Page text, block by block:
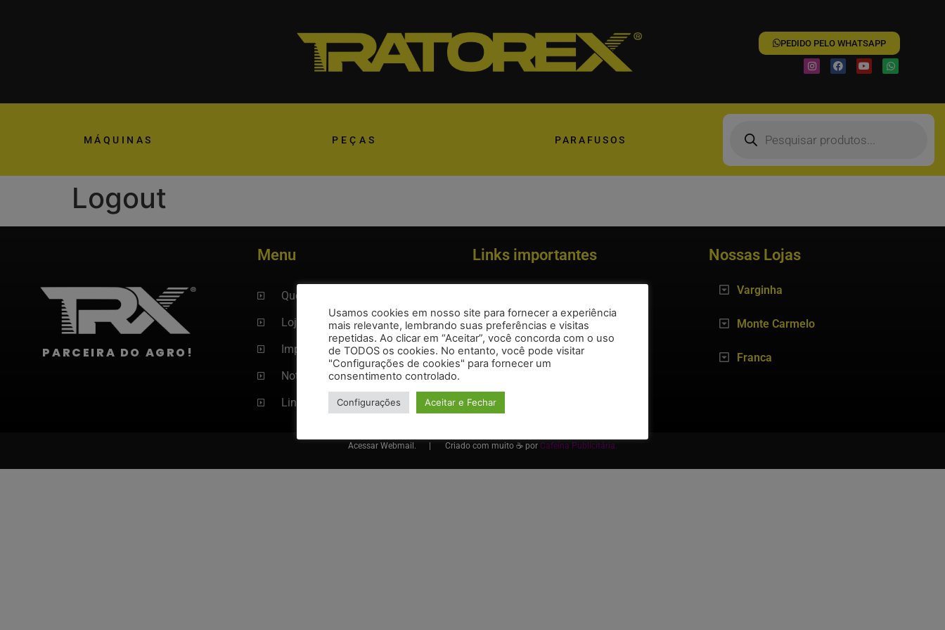
PEDIDO PELO WHATSAPP
MÁQUINAS PEÇAS PARAFUSOS
Logout
PARCEIRA DO AGRO!
Menu
Quem Somos
Loja
Implementos Usados
Notícias
Links
Links importantes
Fale conosco
Vagas de Emprego
Nossas Lojas
Varginha
Monte Carmelo
Franca
Acessar Webmail. | Criado com muito ☕ por Cafeína Publicitária.
Usamos cookies em nosso site para fornecer a experiência
mais relevante, lembrando suas preferências e visitas
repetidas. Ao clicar em “Aceitar”, você concorda com o uso
de TODOS os cookies. No entanto, você pode visitar
"Configurações de cookies" para fornecer um
consentimento controlado.
Configurações Aceitar e Fechar